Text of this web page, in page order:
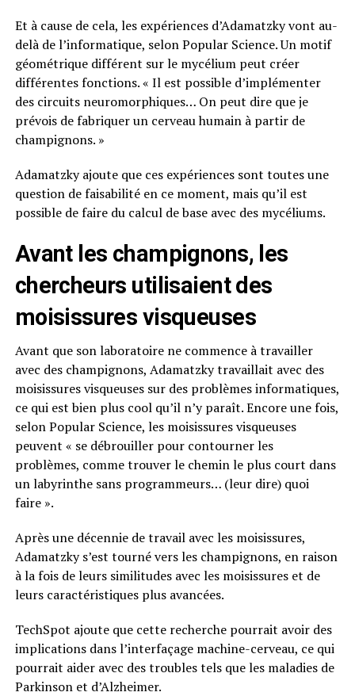
Et à cause de cela, les expériences d’Adamatzky vont au-
delà de l’informatique, selon Popular Science. Un motif
géométrique différent sur le mycélium peut créer
différentes fonctions. « Il est possible d’implémenter
des circuits neuromorphiques… On peut dire que je
prévois de fabriquer un cerveau humain à partir de
champignons. »
Adamatzky ajoute que ces expériences sont toutes une
question de faisabilité en ce moment, mais qu’il est
possible de faire du calcul de base avec des mycéliums.
Avant les champignons, les
chercheurs utilisaient des
moisissures visqueuses
Avant que son laboratoire ne commence à travailler
avec des champignons, Adamatzky travaillait avec des
moisissures visqueuses sur des problèmes informatiques,
ce qui est bien plus cool qu’il n’y paraît. Encore une fois,
selon Popular Science, les moisissures visqueuses
peuvent « se débrouiller pour contourner les
problèmes, comme trouver le chemin le plus court dans
un labyrinthe sans programmeurs… (leur dire) quoi
faire ».
Après une décennie de travail avec les moisissures,
Adamatzky s’est tourné vers les champignons, en raison
à la fois de leurs similitudes avec les moisissures et de
leurs caractéristiques plus avancées.
TechSpot ajoute que cette recherche pourrait avoir des
implications dans l’interfaçage machine-cerveau, ce qui
pourrait aider avec des troubles tels que les maladies de
Parkinson et d’Alzheimer.